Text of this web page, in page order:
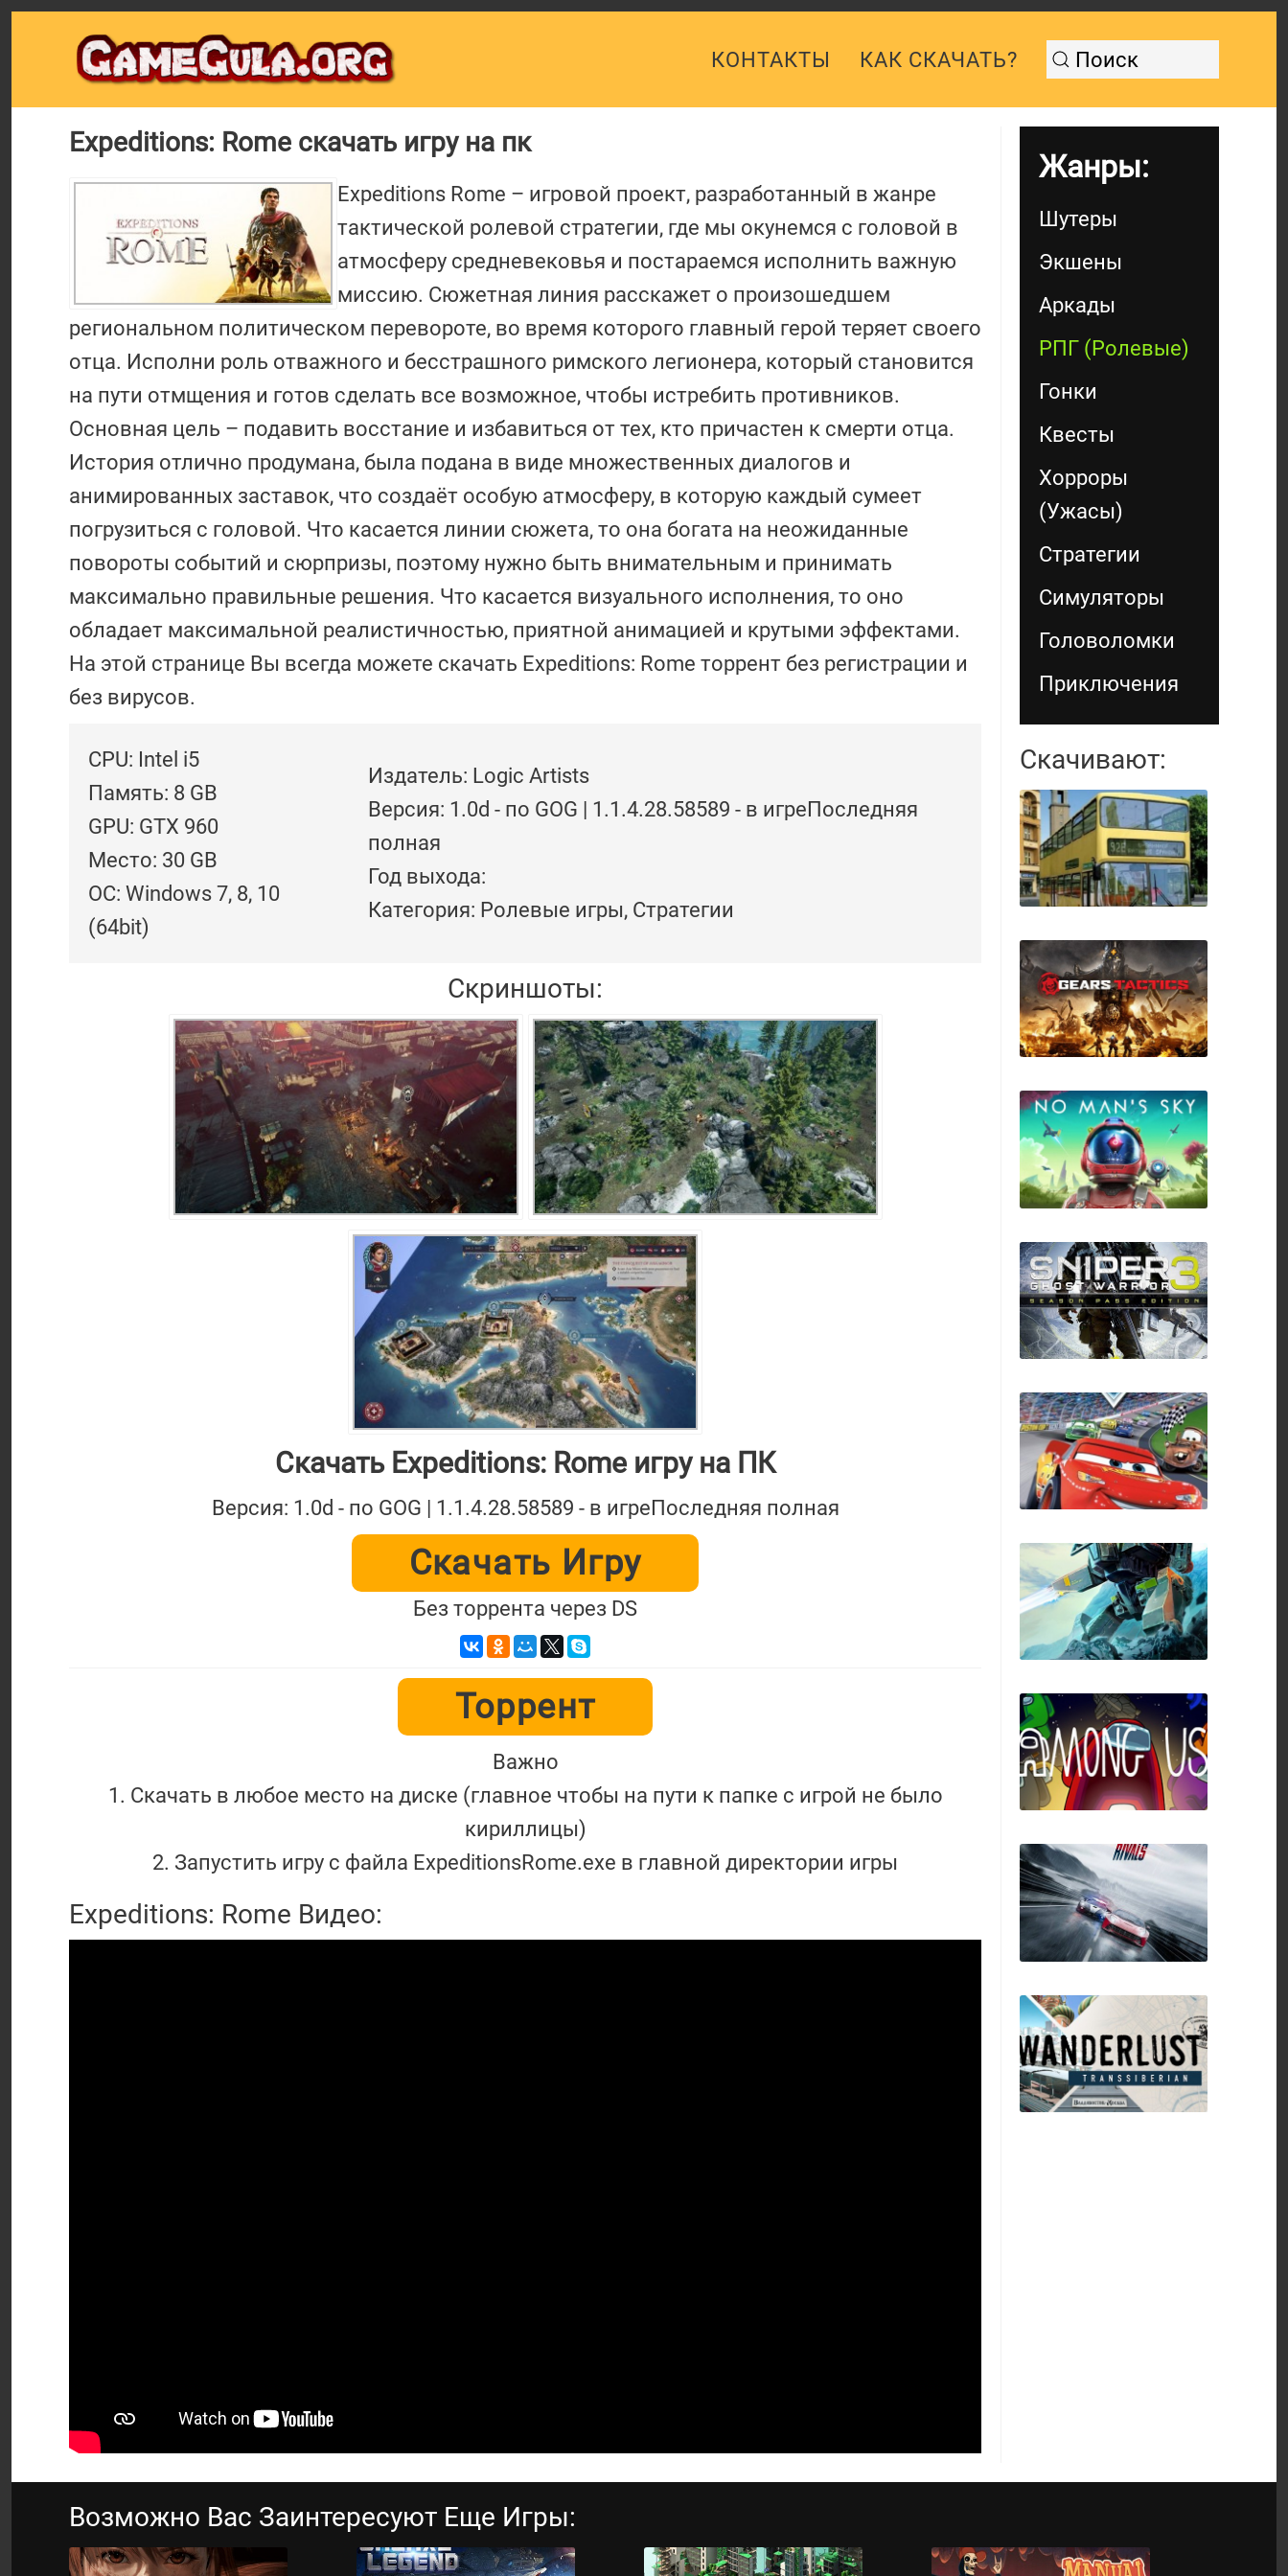
КОНТАКТЫ КАК СКАЧАТЬ?
Expeditions: Rome скачать игру на пк
Expeditions Rome – игровой проект, разработанный в жанре
тактической ролевой стратегии, где мы окунемся с головой в
атмосферу средневековья и постараемся исполнить важную
миссию. Сюжетная линия расскажет о произошедшем
региональном политическом перевороте, во время которого главный герой теряет своего
отца. Исполни роль отважного и бесстрашного римского легионера, который становится
на пути отмщения и готов сделать все возможное, чтобы истребить противников.
Основная цель – подавить восстание и избавиться от тех, кто причастен к смерти отца.
История отлично продумана, была подана в виде множественных диалогов и
анимированных заставок, что создаёт особую атмосферу, в которую каждый сумеет
погрузиться с головой. Что касается линии сюжета, то она богата на неожиданные
повороты событий и сюрпризы, поэтому нужно быть внимательным и принимать
максимально правильные решения. Что касается визуального исполнения, то оно
обладает максимальной реалистичностью, приятной анимацией и крутыми эффектами.
На этой странице Вы всегда можете скачать Expeditions: Rome торрент без регистрации и
без вирусов.
CPU: Intel i5
Память: 8 GB
GPU: GTX 960
Место: 30 GB
ОС: Windows 7, 8, 10
(64bit)
Издатель: Logic Artists
Версия: 1.0d - по GOG | 1.1.4.28.58589 - в игреПоследняя
полная
Год выхода:
Категория: Ролевые игры, Стратегии
Скриншоты:
Скачать Expeditions: Rome игру на ПК
Версия: 1.0d - по GOG | 1.1.4.28.58589 - в игреПоследняя полная
Скачать Игру
Без торрента через DS
Торрент
Важно
1. Скачать в любое место на диске (главное чтобы на пути к папке с игрой не было
кириллицы)
2. Запустить игру с файла ExpeditionsRome.exe в главной директории игры
Expeditions: Rome Видео:
Жанры:
Шутеры
Экшены
Аркады
РПГ (Ролевые)
Гонки
Квесты
Хорроры
(Ужасы)
Стратегии
Симуляторы
Головоломки
Приключения
Скачивают:
OMSI The Bus
Sniper Ghost Warrior
Cars The
Need for Speed
Возможно Вас Заинтересуют Еще Игры: